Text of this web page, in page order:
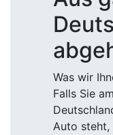
Was wir
Falls Sie
Auto steht,